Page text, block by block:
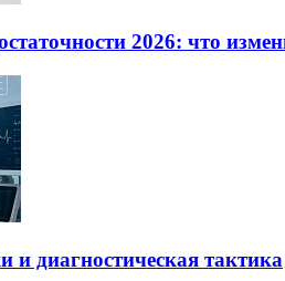
2026: что
и диагностическая тактика